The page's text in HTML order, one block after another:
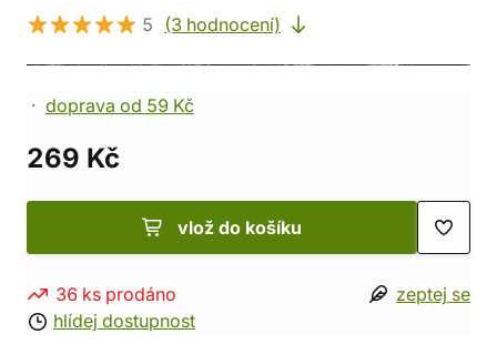
5 (3 hodnocení)
doprava od 59 Kč
269 Kč
vlož do košíku
36 ks prodáno
hlídej dostupnost
zeptej se